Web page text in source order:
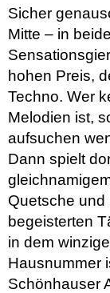
Sicher
Mitte – in
hohen Preis,
Techno. Wer
Melodien ist,
aufsuchen
Dann spielt
Quetsche und
begeisterten
in dem
Hausnummer
Schönhauser